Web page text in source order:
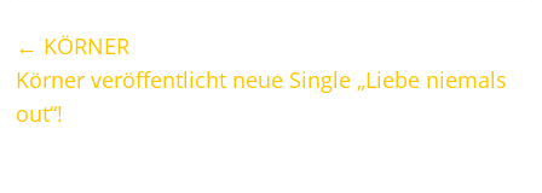
← KÖRNER
Körner veröffentlicht neue Single „Liebe niemals
out“!